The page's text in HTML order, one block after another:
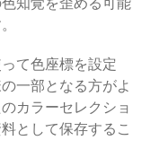
て色座標を設定
一部となる方がよ
カラーセレクショ
として保存するこ